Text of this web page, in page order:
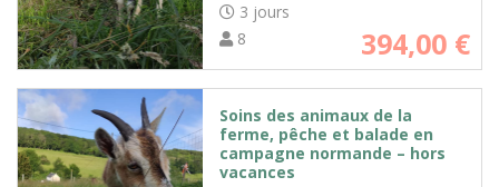
3 jours
8
394,00 €
Soins des animaux de la
ferme, pêche et balade en
campagne normande – hors
vacances